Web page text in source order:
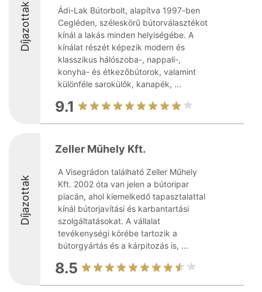
Díjazottak
Ádi-Lak Bútorbolt, alapítva 1997-ben
Cegléden, széleskörű bútorválasztékot
kínál a lakás minden helyiségébe. A
kínálat részét képezik modern és
klasszikus hálószoba-, nappali-,
konyha- és étkezőbútorok, valamint
különféle sarokülők, kanapék, ...
9.1
Díjazottak
Zeller Műhely Kft.
A Visegrádon található Zeller Műhely
Kft. 2002 óta van jelen a bútoripar
piacán, ahol kiemelkedő tapasztalattal
kínál bútorjavítási és karbantartási
szolgáltatásokat. A vállalat
tevékenységi körébe tartozik a
bútorgyártás és a kárpitozás is, ...
8.5